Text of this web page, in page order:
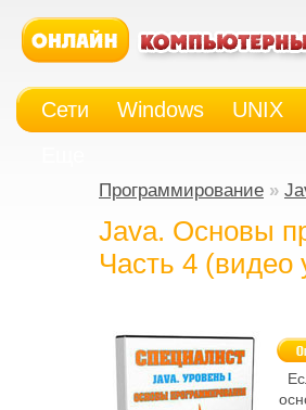
Сети Windows UNIX
Программирование »
Java. Основы
Часть 4 (видео